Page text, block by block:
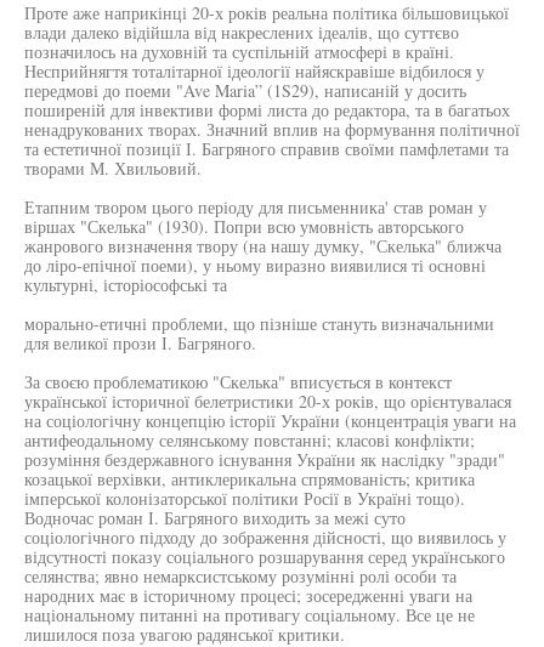
Проте аже наприкінці 20-х років реальна політика більшовицької
влади далеко відійшла від накреслених ідеалів, що суттєво
позначилось на духовній та суспільній атмосфері в країні.
Несприйнягтя тоталітарної ідеології найяскравіше відбилося у
передмові до поеми "Ave Maria” (1S29), написаній у досить
поширеній для інвективи формі листа до редактора, та в багатьох
ненадрукованих творах. Значний вплив на формування політичної
та естетичної позиції І. Багряного справив своїми памфлетами та
творами М. Хвильовий.
Етапним твором цього періоду для письменника' став роман у
віршах "Скелька" (1930). Попри всю умовність авторського
жанрового визначення твору (на нашу думку, "Скелька" ближча
до ліро-епічної поеми), у ньому виразно виявилися ті основні
культурні, історіософські та
морально-етичні проблеми, що пізніше стануть визначальними
для великої прози І. Багряного.
За своєю проблематикою "Скелька" вписується в контекст
української історичної белетристики 20-х років, що орієнтувалася
на соціологічну концепцію історії України (концентрація уваги на
антифеодальному селянському повстанні; класові конфлікти;
розуміння бездержавного існування України як наслідку "зради"
козацької верхівки, антиклерикальна спрямованість; критика
імперської колонізаторської політики Росії в Україні тощо).
Водночас роман І. Багряного виходить за межі суто
соціологічного підходу до зображення дійсності, що виявилось у
відсутності показу соціального розшарування серед українського
селянства; явно немарксистському розумінні ролі особи та
народних має в історичному процесі; зосередженні уваги на
національному питанні на противагу соціальному. Все це не
лишилося поза увагою радянської критики.